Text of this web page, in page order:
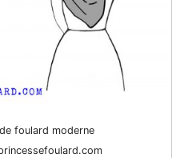
foulard moderne